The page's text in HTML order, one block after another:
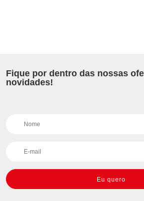
Fique por dentro das nossas
novidades!
Eu quero